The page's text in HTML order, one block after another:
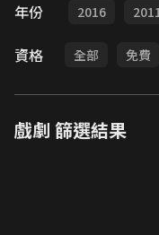
年份
2017 2016
資格 全部 免費
戲劇 篩選結果